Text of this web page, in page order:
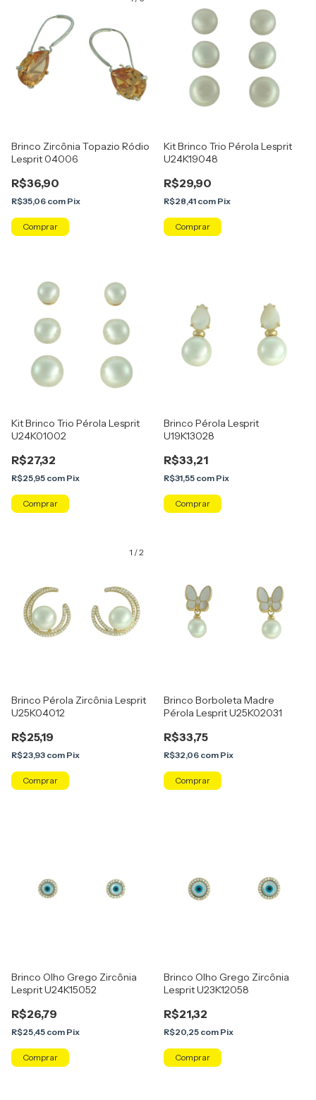
Brinco Zircônia Topazio Ródio
Lesprit 04006
R$36,90
R$35,06 com Pix
Kit Brinco Trio Pérola Lesprit
U24K19048
R$29,90
R$28,41 com Pix
Kit Brinco Trio Pérola Lesprit
U24K01002
R$27,32
R$25,95 com Pix
Brinco Pérola Lesprit
U19K13028
R$33,21
R$31,55 com Pix
1 /2
Brinco Pérola Zircônia Lesprit
U25K04012
R$25,19
R$23,93 com Pix
Brinco Borboleta Madre
Pérola Lesprit U25K02031
R$33,75
R$32,06 com Pix
Brinco Olho Grego Zircônia
Lesprit U24K15052
R$26,79
R$25,45 com Pix
Brinco Olho Grego Zircônia
Lesprit U23K12058
R$21,32
R$20,25 com Pix